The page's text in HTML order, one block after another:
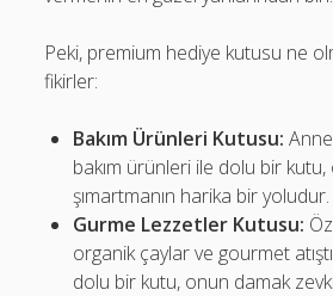
Peki, premium hediye kutusu ne
fikirler:
Bakım Ürünleri Kutusu:
bakım ürünleri ile dolu bir kutu,
şımartmanın harika bir yoludur.
Gurme Lezzetler Kutusu:
organik çaylar ve gourmet
dolu bir kutu, onun damak